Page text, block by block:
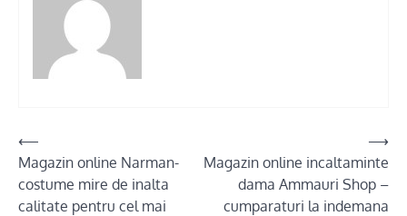
Post
navigation
⟵
Magazin online Narman-
costume mire de inalta
calitate pentru cel mai
Magazin online incaltaminte
dama Ammauri Shop –
cumparaturi la indemana
⟶